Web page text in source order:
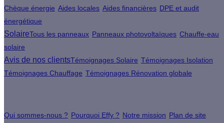
Chèque énergie Aides locales Aides financières DPE et audit
énergétique
SolaireTous les panneaux Panneaux photovoltaïques Chauffe-eau
solaire
Avis de nos clientsTémoignages Solaire Témoignages Isolation
Témoignages Chauffage Témoignages Rénovation globale
Qui sommes-nous ? Pourquoi Effy ? Notre mission Plan de site